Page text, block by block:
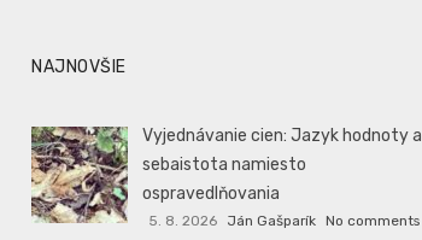
NAJNOVŠIE
Vyjednávanie cien: Jazyk hodnoty a
sebaistota namiesto
ospravedlňovania
5. 8. 2026 Ján Gašparík No comments